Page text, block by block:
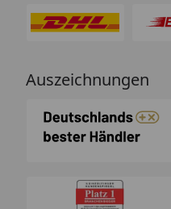
Auszeichnungen